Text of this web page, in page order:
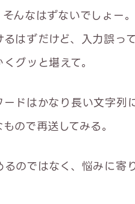
そんなはずないでしょー
るはずだけど、入力誤っ
グッと堪えて。
ードはかなり長い文字列
ので再送してみる。
のではなく、悩みに寄